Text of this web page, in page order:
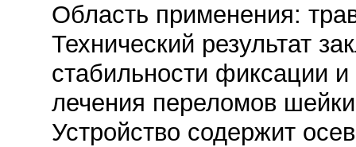
Область применения:
Технический результат
стабильности фиксации
лечения переломов
Устройство содержит